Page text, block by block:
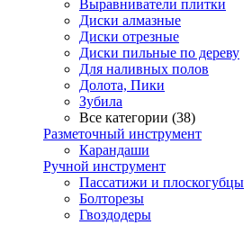
Выравниватели плитки
Диски алмазные
Диски отрезные
Диски пильные по дереву
Для наливных полов
Долота, Пики
Зубила
Все категории (38)
Разметочный инструмент
Карандаши
Ручной инструмент
Пассатижи и плоскогубцы
Болторезы
Гвоздодеры